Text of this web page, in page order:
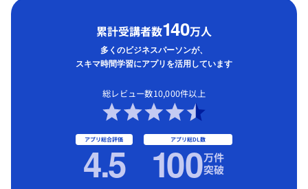
累計受講者数140万人
多くのビジネスパーソンが、
スキマ時間学習にアプリを活用しています
総レビュー数10,000件以上
アプリ総合評価
4.5 アプリ総DL数
100万件
突破